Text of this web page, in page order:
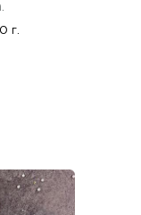
г.